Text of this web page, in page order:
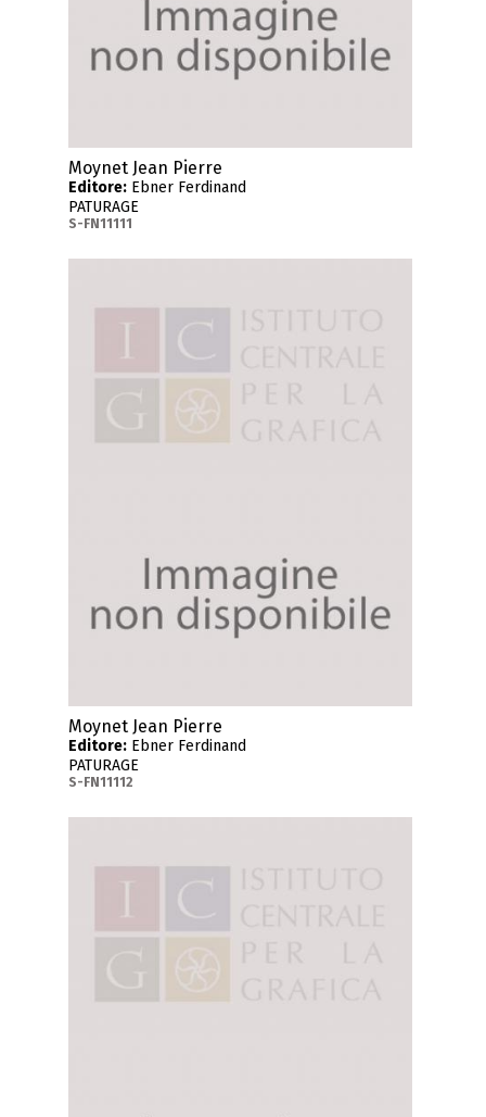
Moynet Jean Pierre
Editore: Ebner Ferdinand
PATURAGE
S-FN11111
Moynet Jean Pierre
Editore: Ebner Ferdinand
PATURAGE
S-FN11112